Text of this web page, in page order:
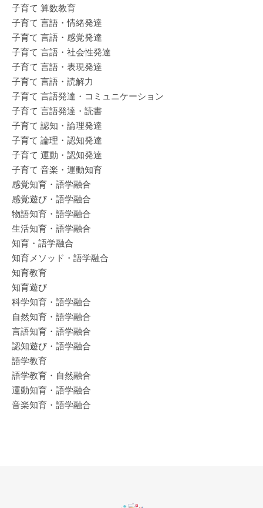
子育て 算数教育
子育て 言語・情緒発達
子育て 言語・感覚発達
子育て 言語・社会性発達
子育て 言語・表現発達
子育て 言語・読解力
子育て 言語発達・コミュニケーション
子育て 言語発達・読書
子育て 認知・論理発達
子育て 論理・認知発達
子育て 運動・認知発達
子育て 音楽・運動知育
感覚知育・語学融合
感覚遊び・語学融合
物語知育・語学融合
生活知育・語学融合
知育・語学融合
知育メソッド・語学融合
知育教育
知育遊び
科学知育・語学融合
自然知育・語学融合
言語知育・語学融合
認知遊び・語学融合
語学教育
語学教育・自然融合
運動知育・語学融合
音楽知育・語学融合